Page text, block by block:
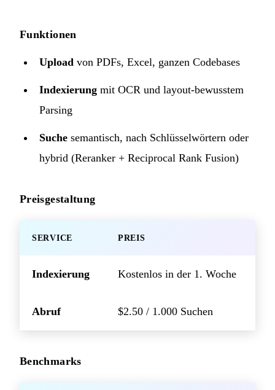
Funktionen
Upload von PDFs, Excel, ganzen Codebases
Indexierung mit OCR und layout-bewusstem
Parsing
Suche semantisch, nach Schlüsselwörtern oder
hybrid (Reranker + Reciprocal Rank Fusion)
Preisgestaltung
SERVICE PREIS
Indexierung Kostenlos in der 1. Woche
Abruf $2.50 / 1.000 Suchen
Benchmarks